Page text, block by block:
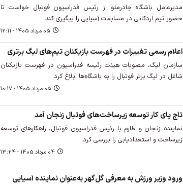
مدیرعامل باشگاه چادرملو از رئیس فدراسیون فوتبال خواست تا
حضور تیم اردکانی در مسابقات آسیایی را پیگیری کند.
05 مرداد 1405 - 12:11
اعلام رسمی تغییرات در فهرست بازیکنان تیم‌های لیگ برتری
سازمان لیگ، مصوبات هیئت رئیسه فدراسیون در فهرست بازیکنان
شاغل در لیگ برتر فوتبال را به باشگاه‌ها ابلاغ کرد.
05 مرداد 1405 - 10:17
تاج پای کار توسعه زیرساخت‌های فوتبال زنجان آمد
نماینده زنجان و طارم با رئیس فدراسیون فوتبال، راهکارهای توسعه
زیرساخت و استعدادیابی را بررسی کرد.
04 مرداد 1405 - 13:24
ورود وزیر ورزش به معرفی گل‌گهر به‌عنوان نماینده آسیایی